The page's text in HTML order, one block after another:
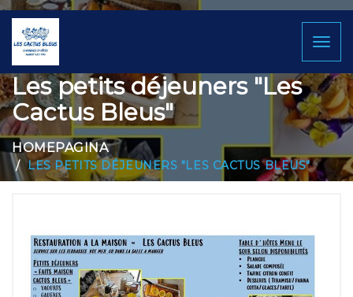
Les petits déjeuners "Les
Cactus Bleus"
HOMEPAGINA
LES PETITS DÉJEUNERS "LES CACTUS BLEUS"